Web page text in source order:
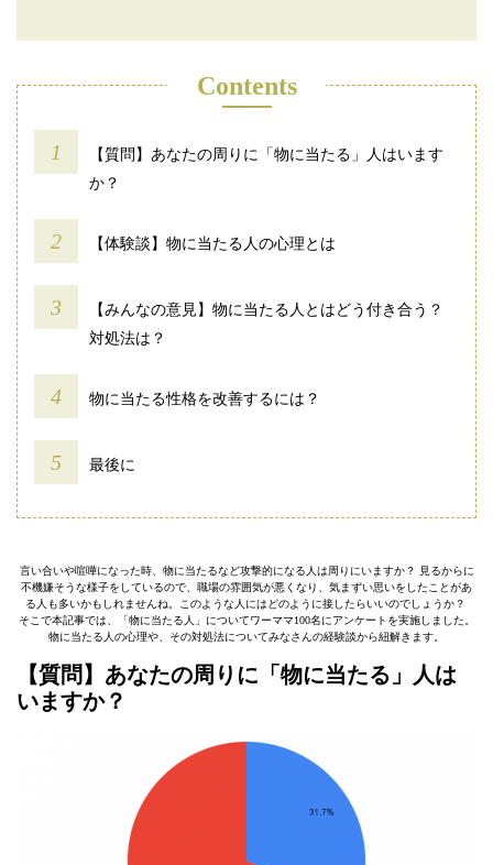
Contents
【質問】あなたの周りに「物に当たる」人はいます
か？
【体験談】物に当たる人の心理とは
【みんなの意見】物に当たる人とはどう付き合う？
対処法は？
物に当たる性格を改善するには？
最後に
言い合いや喧嘩になった時、物に当たるなど攻撃的になる人は周りにいますか？ 見るからに
不機嫌そうな様子をしているので、職場の雰囲気が悪くなり、気まずい思いをしたことがあ
る人も多いかもしれませんね。このような人にはどのように接したらいいのでしょうか？
そこで本記事では、「物に当たる人」についてワーママ100名にアンケートを実施しました。
物に当たる人の心理や、その対処法についてみなさんの経験談から紐解きます。
【質問】あなたの周りに「物に当たる」人は
いますか？